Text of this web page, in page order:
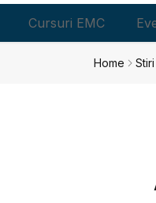
Cursuri EMC
Home